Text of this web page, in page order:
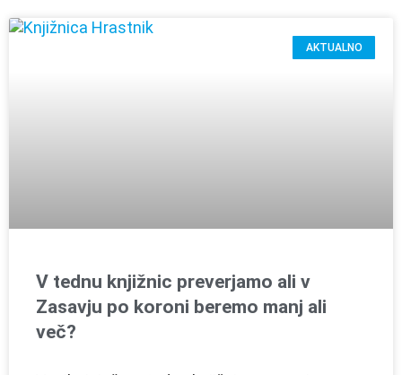
AKTUALNO
V tednu knjižnic preverjamo ali v
Zasavju po koroni beremo manj ali
več?